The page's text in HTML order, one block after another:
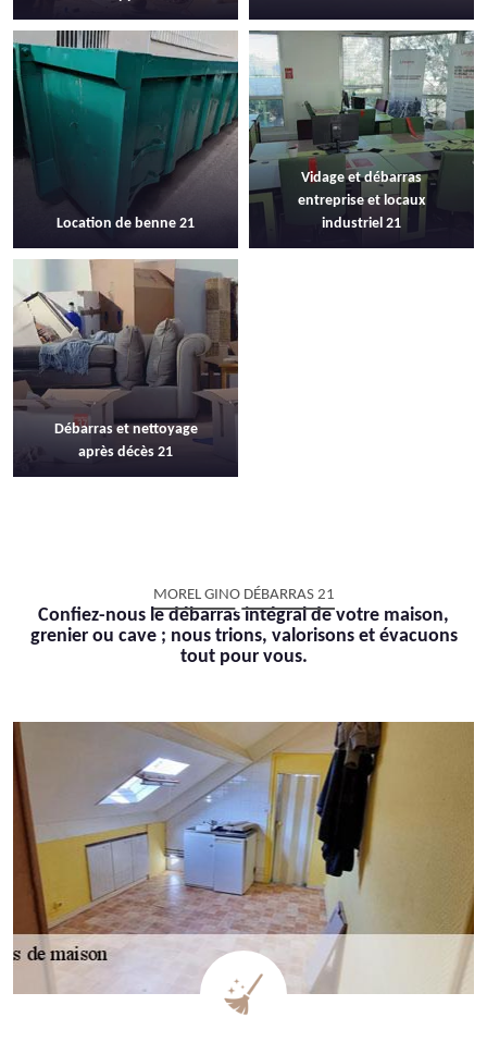
Location de benne 21
Vidage et débarras
entreprise et locaux
industriel 21
Débarras et nettoyage
après décès 21
MOREL GINO DÉBARRAS 21
Confiez-nous le débarras intégral de votre maison,
grenier ou cave ; nous trions, valorisons et évacuons
tout pour vous.